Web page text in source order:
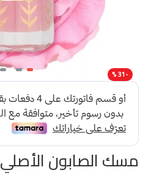
-31 %
مسك الصابون الأصلي